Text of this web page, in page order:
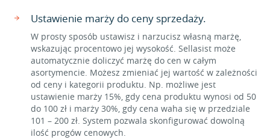
Ustawienie marży do ceny sprzedaży.
W prosty sposób ustawisz i narzucisz własną marżę,
wskazując procentowo jej wysokość. Sellasist może
automatycznie doliczyć marżę do cen w całym
asortymencie. Możesz zmieniać jej wartość w zależności
od ceny i kategorii produktu. Np. możliwe jest
ustawienie marży 15%, gdy cena produktu wynosi od 50
do 100 zł i marży 30%, gdy cena waha się w przedziale
101 – 200 zł. System pozwala skonfigurować dowolną
ilość progów cenowych.